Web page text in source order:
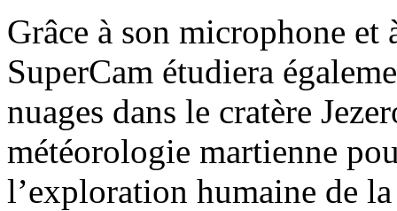
Grâce à son microphone
SuperCam étudiera
nuages dans le cratère
météorologie martienne
l’exploration humaine de